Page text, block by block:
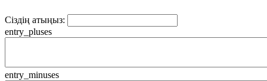
Сіздің атыңыз:
entry_pluses
entry_minuses